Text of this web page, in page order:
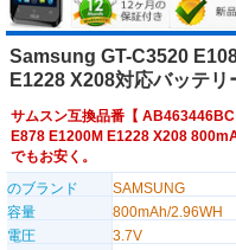
Samsung GT-C3520
E1228 X208対応バッテリ
サムスン互換品番【 AB463446BC
E878 E1200M E1228 X208
でもお安く。
のブランド
SAMSUNG
容量
800mAh/2.96WH
電圧
3.7V